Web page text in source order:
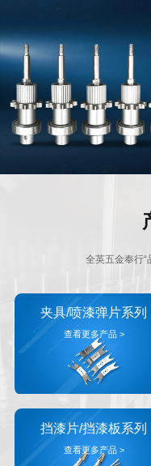
全英五金奉行“
夹具/喷漆弹片系列
查看更多产品 >
挡漆片/挡漆板系列
查看更多产品 >